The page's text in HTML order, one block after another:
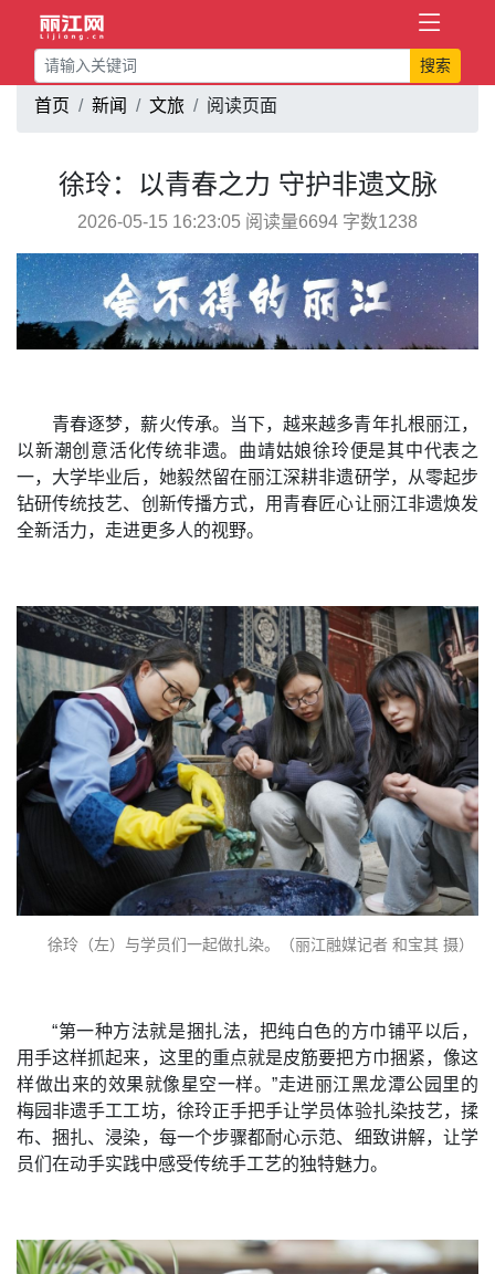
搜索
首页 新闻 文旅 阅读页面
徐玲：以青春之力 守护非遗文脉
2026-05-15 16:23:05 阅读量6694 字数1238
青春逐梦，薪火传承。当下，越来越多青年扎根丽江，
以新潮创意活化传统非遗。曲靖姑娘徐玲便是其中代表之
一，大学毕业后，她毅然留在丽江深耕非遗研学，从零起步
钻研传统技艺、创新传播方式，用青春匠心让丽江非遗焕发
全新活力，走进更多人的视野。
徐玲（左）与学员们一起做扎染。（丽江融媒记者 和宝其 摄）
“第一种方法就是捆扎法，把纯白色的方巾铺平以后，
用手这样抓起来，这里的重点就是皮筋要把方巾捆紧，像这
样做出来的效果就像星空一样。”走进丽江黑龙潭公园里的
梅园非遗手工工坊，徐玲正手把手让学员体验扎染技艺，揉
布、捆扎、浸染，每一个步骤都耐心示范、细致讲解，让学
员们在动手实践中感受传统手工艺的独特魅力。